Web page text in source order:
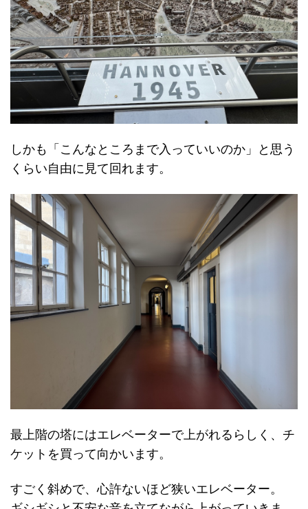
しかも「こんなところまで入っていいのか」と思う
くらい自由に見て回れます。
最上階の塔にはエレベーターで上がれるらしく、チ
ケットを買って向かいます。
すごく斜めで、心許ないほど狭いエレベーター。